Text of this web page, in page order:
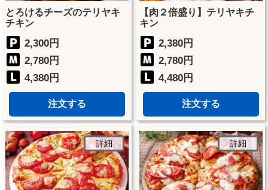
とろけるチーズのテリヤキ
チキン
2,300円
2,780円
4,380円
注文する
【肉２倍盛り】テリヤキチ
キン
2,380円
2,780円
4,480円
注文する
詳細 詳細